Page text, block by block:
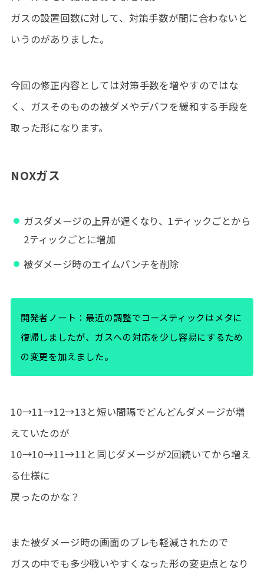
ガスの設置回数に対して、対策手数が間に合わないと
いうのがありました。
今回の修正内容としては対策手数を増やすのではな
く、ガスそのものの被ダメやデバフを緩和する手段を
取った形になります。
NOXガス
ガスダメージの上昇が遅くなり、1ティックごとから
2ティックごとに増加
被ダメージ時のエイムパンチを削除
開発者ノート：最近の調整でコースティックはメタに
復帰しましたが、ガスへの対応を少し容易にするため
の変更を加えました。
10→11→12→13と短い間隔でどんどんダメージが増
えていたのが
10→10→11→11と同じダメージが2回続いてから増え
る仕様に
戻ったのかな？
また被ダメージ時の画面のブレも軽減されたので
ガスの中でも多少戦いやすくなった形の変更点となり